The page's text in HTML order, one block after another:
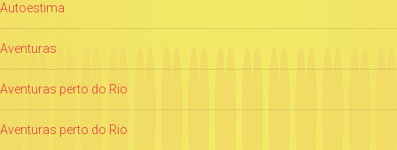
Autoestima
Aventuras
Aventuras perto do Rio
Aventuras perto do Rio